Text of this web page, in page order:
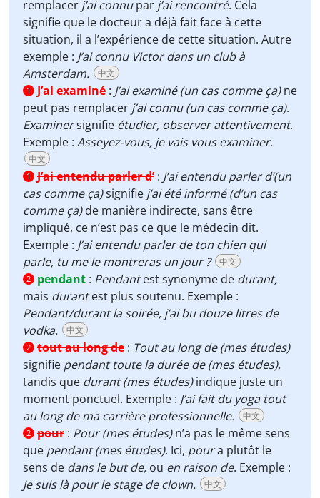
remplacer j’ai connupar j’ai rencontré. Cela
signifie que le docteur a déjà fait face à cette
situation, il a l’expérience de cette situation. Autre
exemple : J’ai connu Victor dans un club à
Amsterdam.
中文
1 J’ai examiné : J’ai examiné (un cas comme ça)ne
peut pas remplacer j’ai connu (un cas comme ça).
Examinersignifie étudier, observer attentivement.
Exemple : Asseyez-vous, je vais vous examiner.
中文
1 J’ai entendu parler d’: J’ai entendu parler d’(un
cas comme ça)signifie j’ai été informé (d’un cas
comme ça)de manière indirecte, sans être
impliqué, ce n’est pas ce que le médecin dit.
Exemple : J’ai entendu parler de ton chien qui
parle, tu me le montreras un jour ?
中文
2 pendant : Pendantest synonyme de durant,
mais durantest plus soutenu. Exemple :
Pendant/durant la soirée, j’ai bu douze litres de
vodka.
中文
2 tout au long de : Tout au long de (mes études)
signifie pendant toute la durée de (mes études),
tandis que durant (mes études)indique juste un
moment ponctuel. Exemple : J’ai fait du yoga tout
au long de ma carrière professionnelle.
中文
2 pour : Pour (mes études)n’a pas le même sens
que pendant (mes études). Ici, poura plutôt le
sens de dans le but de, ou en raison de. Exemple :
Je suis là pour le stage de clown.
中文